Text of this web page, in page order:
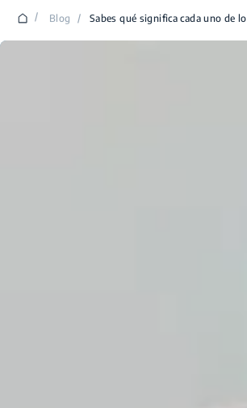
/ Blog / Sabes qué significa cada uno de